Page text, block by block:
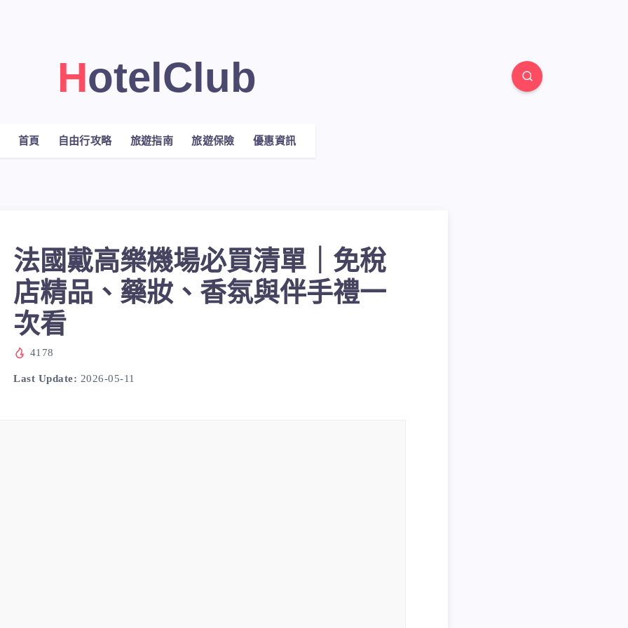
HotelClub
首頁 自由行攻略 旅遊指南 旅遊保險 優惠資訊
法國戴高樂機場必買清單｜免稅
店精品、藥妝、香氛與伴手禮一
次看
4178
Last Update: 2026-05-11